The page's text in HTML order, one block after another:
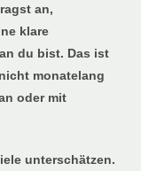
an,
klare
du bist. Das ist
monatelang
oder mit
unterschätzen.